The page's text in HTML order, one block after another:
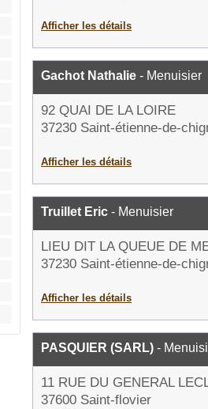
Afficher les détails
Gachot Nathalie - Menuisier
92 QUAI DE LA LOIRE
37230 Saint-étienne-de-
Afficher les détails
Truillet Eric - Menuisier
LIEU DIT LA QUEUE DE
37230 Saint-étienne-de-
Afficher les détails
PASQUIER (SARL) -
11 RUE DU GENERAL
37600 Saint-flovier